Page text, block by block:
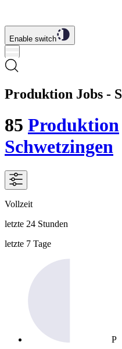
Enable switch
Produktion Jobs -
85 Produktion
Schwetzingen
Vollzeit
letzte 24 Stunden
letzte 7 Tage
P